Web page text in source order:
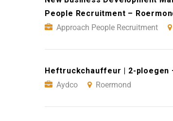
People Recruitment –
Approach People Recruitment
Heftruckchauffeur | 2-ploegen
Aydco
Roermond